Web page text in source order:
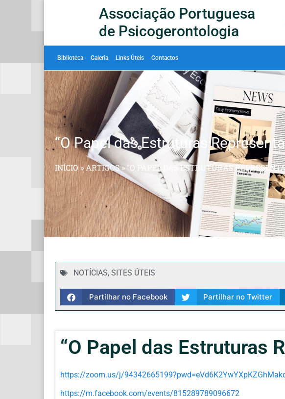
Associação Portuguesa
de Psicogerontologia
Biblioteca Galeria Links Úteis Contactos
“O Papel das Estruturas
INÍCIO»ARTIGOS» “O PAPEL DAS ESTRUTURAS
NOTÍCIAS, SITES ÚTEIS
Partilhar no Facebook Partilhar no Twitter
“O Papel das Estruturas
https://zoom.us/j/
https://m.facebook.com/events/815289789096672